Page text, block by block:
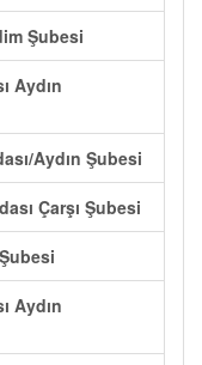
Şubesi
Aydın
Aydın Şubesi
Çarşı Şubesi
Aydın